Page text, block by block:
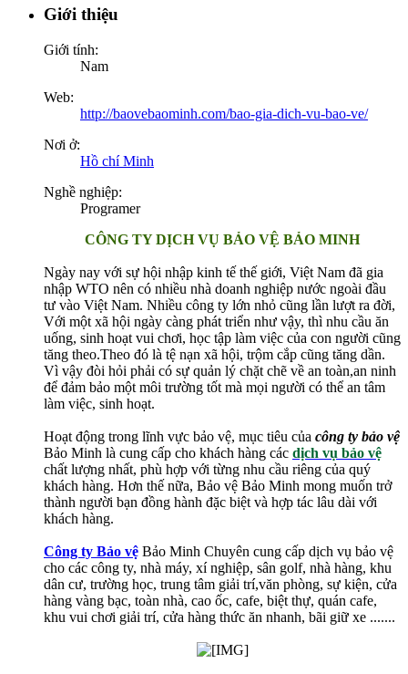
Giới thiệu
Giới tính:
Nam
Web:
http://baovebaominh.com/bao-gia-dich-vu-bao-ve/
Nơi ở:
Hồ chí Minh
Nghề nghiệp:
Programer
CÔNG TY DỊCH VỤ BẢO VỆ BẢO MINH
Ngày nay với sự hội nhập kinh tế thế giới, Việt Nam đã gia
nhập WTO nên có nhiều nhà doanh nghiệp nước ngoài đầu
tư vào Việt Nam. Nhiều công ty lớn nhỏ cũng lần lượt ra đời,
Với một xã hội ngày càng phát triển như vậy, thì nhu cầu ăn
uống, sinh hoạt vui chơi, học tập làm việc của con người cũng
tăng theo.Theo đó là tệ nạn xã hội, trộm cắp cũng tăng dần.
Vì vậy đòi hỏi phải có sự quản lý chặt chẽ về an toàn,an ninh
để đảm bảo một môi trường tốt mà mọi người có thể an tâm
làm việc, sinh hoạt.
Hoạt động trong lĩnh vực bảo vệ, mục tiêu của công ty bảo vệ
Bảo Minh là cung cấp cho khách hàng các dịch vụ bảo vệ
chất lượng nhất, phù hợp với từng nhu cầu riêng của quý
khách hàng. Hơn thế nữa, Bảo vệ Bảo Minh mong muốn trở
thành người bạn đồng hành đặc biệt và hợp tác lâu dài với
khách hàng.
Công ty Bảo vệ Bảo Minh Chuyên cung cấp dịch vụ bảo vệ
cho các công ty, nhà máy, xí nghiệp, sân golf, nhà hàng, khu
dân cư, trường học, trung tâm giải trí,văn phòng, sự kiện, cửa
hàng vàng bạc, toàn nhà, cao ốc, cafe, biệt thự, quán cafe,
khu vui chơi giải trí, cửa hàng thức ăn nhanh, bãi giữ xe .......